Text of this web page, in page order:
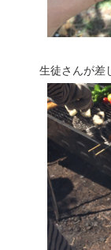
生徒さんが差